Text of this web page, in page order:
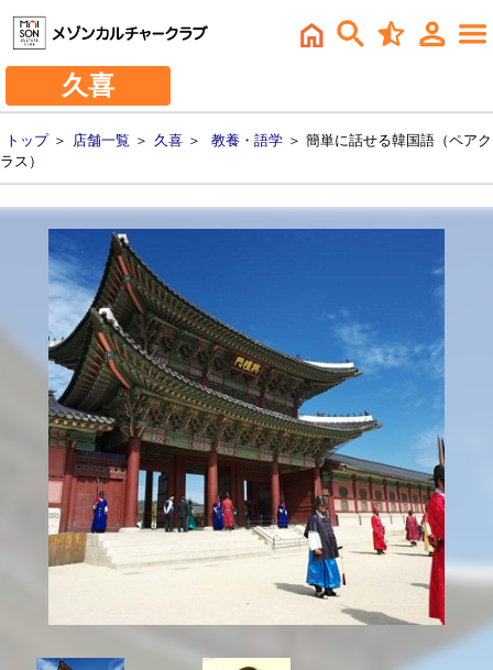
久喜
トップ＞ 店舗一覧 ＞ 久喜 ＞ 教養・語学 ＞ 簡単に話せる韓国語（ペアク
ラス）